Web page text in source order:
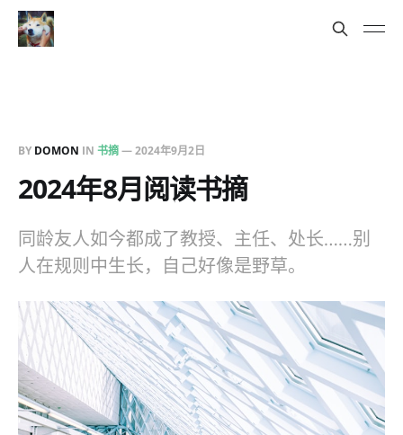
BY DOMON IN 书摘—2024年9月2日
2024年8月阅读书摘
同龄友人如今都成了教授、主任、处长……别
人在规则中生长，自己好像是野草。